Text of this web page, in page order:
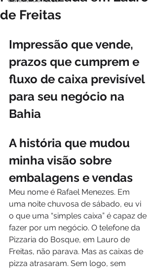
de Freitas
Impressão que vende,
prazos que cumprem e
fluxo de caixa previsível
para seu negócio na
Bahia
A história que mudou
minha visão sobre
embalagens e vendas
Meu nome é Rafael Menezes. Em
uma noite chuvosa de sábado, eu vi
o que uma “simples caixa” é capaz de
fazer por um negócio. O telefone da
Pizzaria do Bosque, em Lauro de
Freitas, não parava. Mas as caixas de
pizza atrasaram. Sem logo, sem